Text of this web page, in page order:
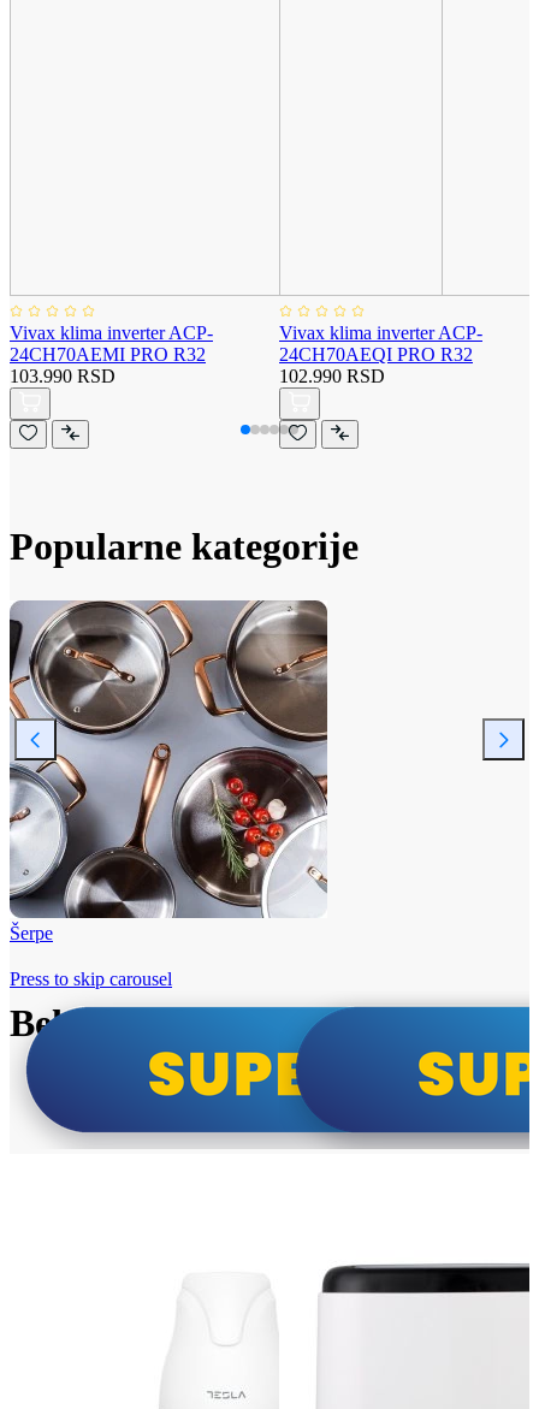
Vivax klima inverter ACP-
24CH70AEMI PRO R32
103.990 RSD
Vivax klima inverter ACP-
24CH70AEQI PRO R32
102.990 RSD
Popularne kategorije
Šerpe
Beko i Tesla super cene
Press to skip carousel